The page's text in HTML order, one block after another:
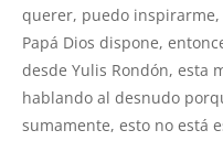
querer, puedo
Papá Dios dispone,
desde Yulis Rondón, esta
hablando al desnudo
sumamente, esto no está